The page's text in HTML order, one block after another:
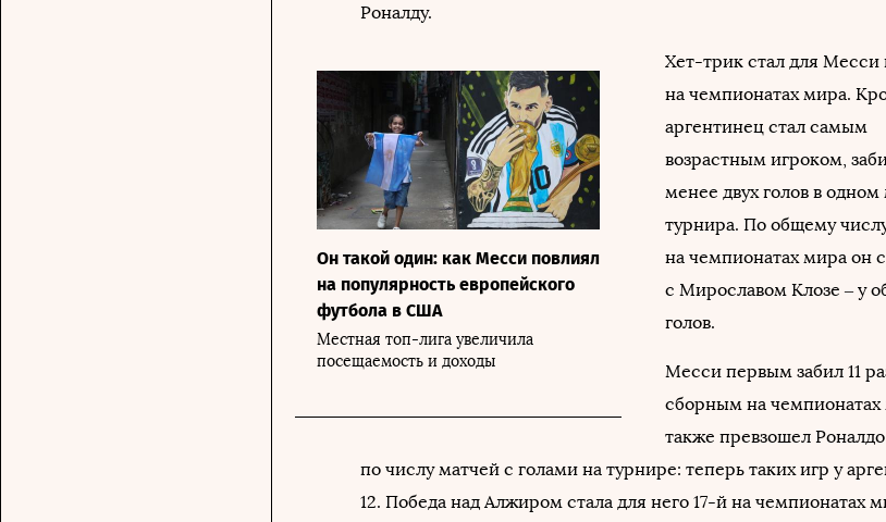
Роналду.
Он такой один: как Месси повлиял
на популярность европейского
футбола в США
Местная топ-лига увеличила
посещаемость и доходы
Хет-трик стал для
на чемпионатах мира.
аргентинец стал самым
возрастным игроком,
менее двух голов в одном
турнира. По общему
на чемпионатах мира он
с Мирославом Клозе – у
голов.
Месси первым забил 11
сборным на
также превзошел
по числу матчей с голами на турнире: теперь таких игр у
12. Победа над Алжиром стала для него 17-й на чемпионатах